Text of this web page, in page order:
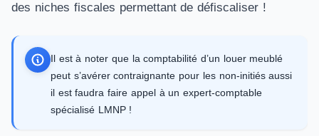
des niches fiscales permettant de défiscaliser !
Il est à noter que la comptabilité d’un louer meublé
peut s’avérer contraignante pour les non-initiés aussi
il est faudra faire appel à un expert-comptable
spécialisé LMNP !